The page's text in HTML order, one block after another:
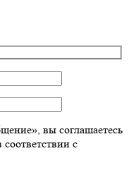
вы соглашаетесь
с